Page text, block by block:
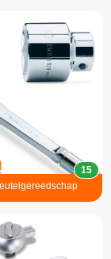
15